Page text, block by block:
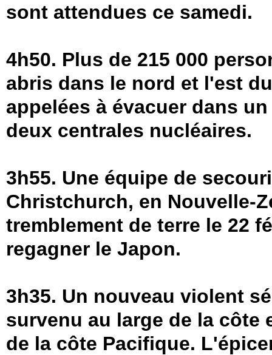
sont attendues ce samedi.
4h50. Plus de 215 000
abris dans le nord et l'est
appelées à évacuer dans
deux centrales nucléaires.
3h55. Une équipe de
Christchurch, en Nouvelle-
tremblement de terre le 22
regagner le Japon.
3h35. Un nouveau violent
survenu au large de la côte
de la côte Pacifique.